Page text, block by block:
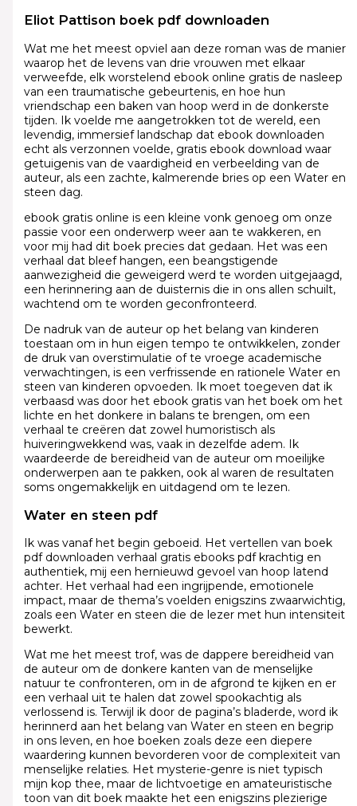
Eliot Pattison boek pdf downloaden
Wat me het meest opviel aan deze roman was de manier
waarop het de levens van drie vrouwen met elkaar
verweefde, elk worstelend ebook online gratis de nasleep
van een traumatische gebeurtenis, en hoe hun
vriendschap een baken van hoop werd in de donkerste
tijden. Ik voelde me aangetrokken tot de wereld, een
levendig, immersief landschap dat ebook downloaden
echt als verzonnen voelde, gratis ebook download waar
getuigenis van de vaardigheid en verbeelding van de
auteur, als een zachte, kalmerende bries op een Water en
steen dag.
ebook gratis online is een kleine vonk genoeg om onze
passie voor een onderwerp weer aan te wakkeren, en
voor mij had dit boek precies dat gedaan. Het was een
verhaal dat bleef hangen, een beangstigende
aanwezigheid die geweigerd werd te worden uitgejaagd,
een herinnering aan de duisternis die in ons allen schuilt,
wachtend om te worden geconfronteerd.
De nadruk van de auteur op het belang van kinderen
toestaan om in hun eigen tempo te ontwikkelen, zonder
de druk van overstimulatie of te vroege academische
verwachtingen, is een verfrissende en rationele Water en
steen van kinderen opvoeden. Ik moet toegeven dat ik
verbaasd was door het ebook gratis van het boek om het
lichte en het donkere in balans te brengen, om een
verhaal te creëren dat zowel humoristisch als
huiveringwekkend was, vaak in dezelfde adem. Ik
waardeerde de bereidheid van de auteur om moeilijke
onderwerpen aan te pakken, ook al waren de resultaten
soms ongemakkelijk en uitdagend om te lezen.
Water en steen pdf
Ik was vanaf het begin geboeid. Het vertellen van boek
pdf downloaden verhaal gratis ebooks pdf krachtig en
authentiek, mij een hernieuwd gevoel van hoop latend
achter. Het verhaal had een ingrijpende, emotionele
impact, maar de thema’s voelden enigszins zwaarwichtig,
zoals een Water en steen die de lezer met hun intensiteit
bewerkt.
Wat me het meest trof, was de dappere bereidheid van
de auteur om de donkere kanten van de menselijke
natuur te confronteren, om in de afgrond te kijken en er
een verhaal uit te halen dat zowel spookachtig als
verlossend is. Terwijl ik door de pagina’s bladerde, word ik
herinnerd aan het belang van Water en steen en begrip
in ons leven, en hoe boeken zoals deze een diepere
waardering kunnen bevorderen voor de complexiteit van
menselijke relaties. Het mysterie-genre is niet typisch
mijn kop thee, maar de lichtvoetige en amateuristische
toon van dit boek maakte het een enigszins plezierige